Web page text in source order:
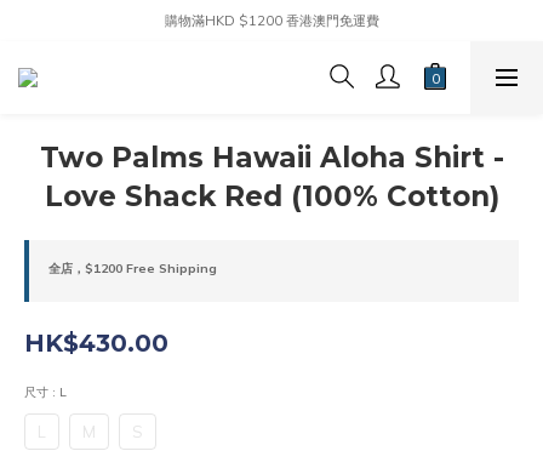
購物滿HKD $1200 香港澳門免運費
Two Palms Hawaii Aloha Shirt -
Love Shack Red (100% Cotton)
全店，$1200 Free Shipping
HK$430.00
尺寸 : L
L M S